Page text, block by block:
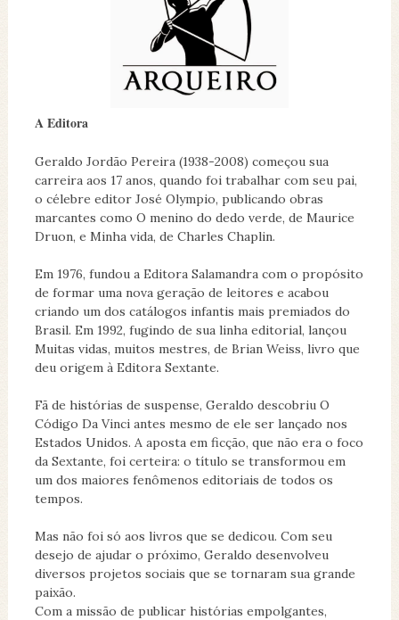
A Editora
Geraldo Jordão Pereira (1938-2008) começou sua
carreira aos 17 anos, quando foi trabalhar com seu pai,
o célebre editor José Olympio, publicando obras
marcantes como O menino do dedo verde, de Maurice
Druon, e Minha vida, de Charles Chaplin.
Em 1976, fundou a Editora Salamandra com o propósito
de formar uma nova geração de leitores e acabou
criando um dos catálogos infantis mais premiados do
Brasil. Em 1992, fugindo de sua linha editorial, lançou
Muitas vidas, muitos mestres, de Brian Weiss, livro que
deu origem à Editora Sextante.
Fã de histórias de suspense, Geraldo descobriu O
Código Da Vinci antes mesmo de ele ser lançado nos
Estados Unidos. A aposta em ficção, que não era o foco
da Sextante, foi certeira: o título se transformou em
um dos maiores fenômenos editoriais de todos os
tempos.
Mas não foi só aos livros que se dedicou. Com seu
desejo de ajudar o próximo, Geraldo desenvolveu
diversos projetos sociais que se tornaram sua grande
paixão.
Com a missão de publicar histórias empolgantes,